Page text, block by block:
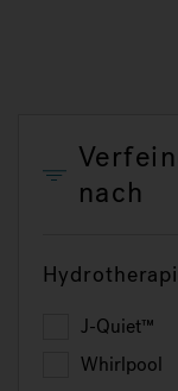
nach
J-Quiet™
Refine
Whirlpool